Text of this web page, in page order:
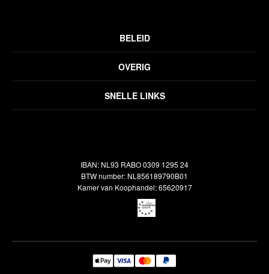
SNELLE LINKS
OVERIG
Inspiratie
Veelgestelde vragen
BELEID
Disclaimer
Verzendbeleid
IBAN: NL93 RABO 0309 1295 24
BTW number: NL856189790B01
Kamer van Koophandel: 65620917